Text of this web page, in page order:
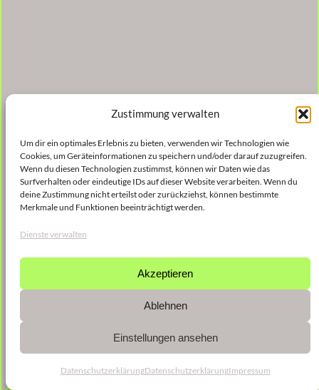
Zustimmung verwalten
Um dir ein optimales Erlebnis zu bieten, verwenden wir Technologien wie
Cookies, um Geräteinformationen zu speichern und/oder darauf zuzugreifen.
Wenn du diesen Technologien zustimmst, können wir Daten wie das
Surfverhalten oder eindeutige IDs auf dieser Website verarbeiten. Wenn du
deine Zustimmung nicht erteilst oder zurückziehst, können bestimmte
Merkmale und Funktionen beeinträchtigt werden.
Dienste verwalten
Akzeptieren
Ablehnen
Einstellungen ansehen
DatenschutzerklärungDatenschutzerklärungImpressum